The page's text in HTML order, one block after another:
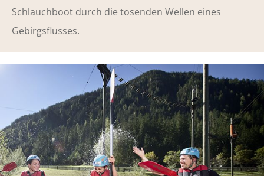
Schlauchboot durch die tosenden Wellen eines
Gebirgsflusses.